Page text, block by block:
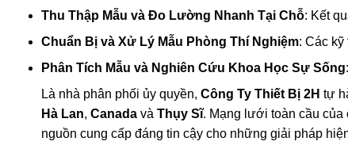
Thu Thập Mẫu và Đo Lường Nhanh Tại Chỗ: Kết
Chuẩn Bị và Xử Lý Mẫu Phòng Thí Nghiệm: Các
Phân Tích Mẫu và Nghiên Cứu Khoa Học Sự Sống
Là nhà phân phối ủy quyền, Công Ty Thiết Bị 2H tự
Hà Lan, Canada và Thụy Sĩ. Mạng lưới toàn cầu của
nguồn cung cấp đáng tin cậy cho những giải pháp